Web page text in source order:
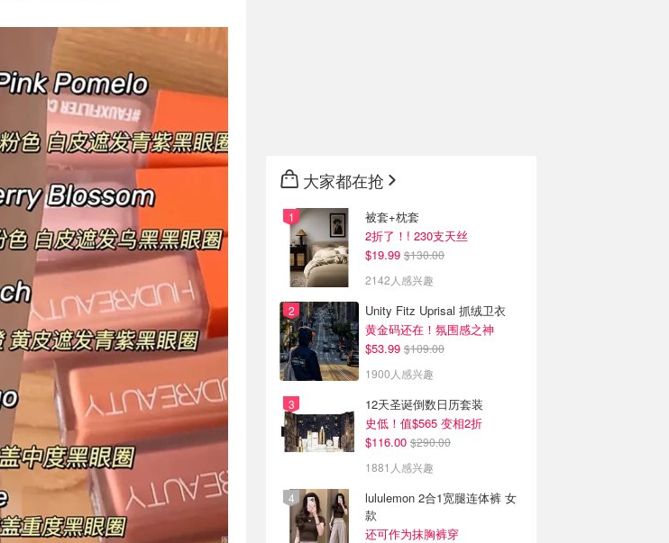
大家都在抢
被套+枕套
2折了！! 230支天丝
$19.99 $130.00
2142人感兴趣
Unity Fitz Uprisal 抓绒卫衣
黄金码还在！氛围感之神
$53.99 $109.00
1900人感兴趣
12天圣诞倒数日历套装
史低！值$565 变相2折
$116.00 $290.00
1881人感兴趣
lululemon 2合1宽腿连体裤 女
款
还可作为抹胸裤穿